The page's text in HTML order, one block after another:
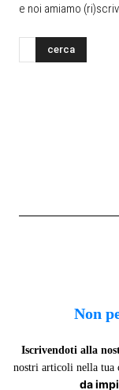
e noi amiamo
cerca
Non
Iscrivendoti alla
nostri articoli nella tua
da